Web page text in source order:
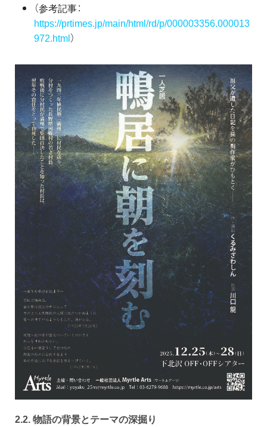
（参考記事：
https://prtimes.jp/main/html/rd/p/000003356.000013
972.html）
2.2. 物語の背景とテーマの深掘り